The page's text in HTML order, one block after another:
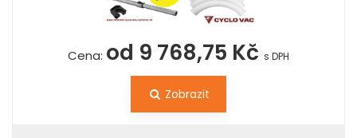
Cena: od 9 768,75 Kč s DPH
Zobrazit